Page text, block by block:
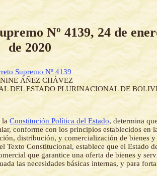
Nº 4139, 24 de
de 2020
Supremo Nº 4139
ÁÑEZ CHÁVEZ
DEL ESTADO PLURINACIONAL DE
la Constitución Política del Estado, determina
conforme con los principios establecidos en
distribución, y comercialización de bienes y
Texto Constitucional, establece que el Estado
que garantice una oferta de bienes y
las necesidades básicas internas, y para